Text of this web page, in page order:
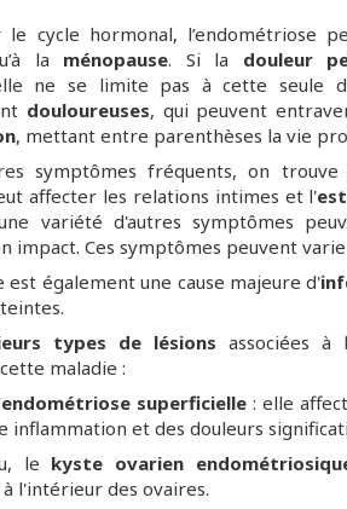
le cycle hormonal, l’endométriose
la ménopause. Si la douleur
ne se limite pas à cette seule
douloureuses, qui peuvent
, mettant entre parenthèses la vie
symptômes fréquents, on
affecter les relations intimes et l'
variété d'autres symptômes
impact. Ces symptômes peuvent
est également une cause majeure d'
types de lésions associées
maladie :
endométriose superficielle : elle
inflammation et des douleurs
le kyste ovarien
l'intérieur des ovaires.